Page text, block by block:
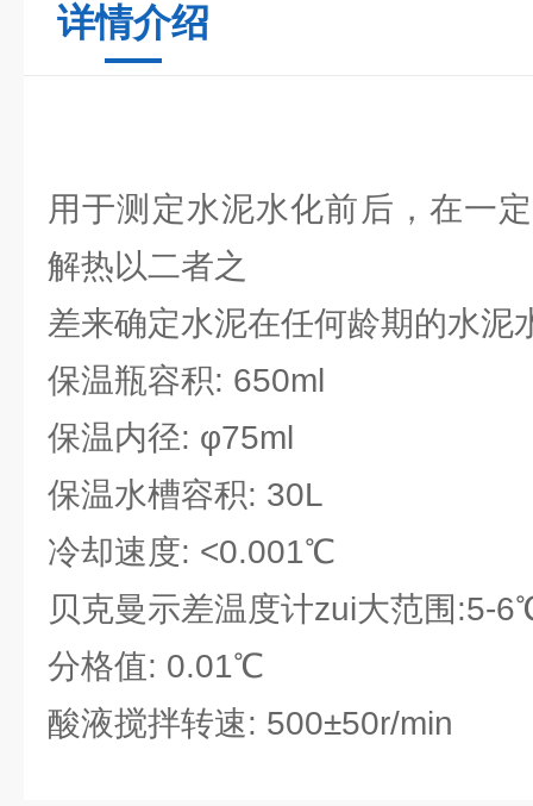
详情介绍
用于测定水泥水化前后，在一
解热以二者之
差来确定水泥在任何龄期的水泥
保温瓶容积: 650ml
保温内径: φ75ml
保温水槽容积: 30L
冷却速度: <0.001℃
贝克曼示差温度计zui大范围:5-
分格值: 0.01℃
酸液搅拌转速: 500±50r/min